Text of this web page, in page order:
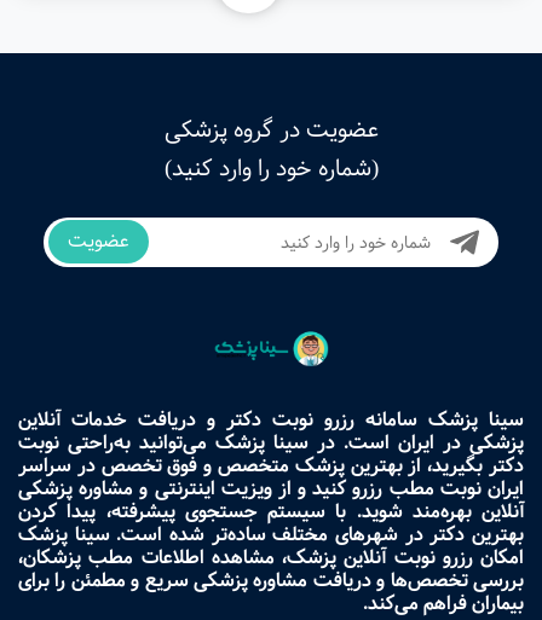
عضویت در گروه پزشکی
(شماره خود را وارد کنید)
عضویت
سینا پزشک سامانه رزرو نوبت دکتر و دریافت خدمات آنلاین
پزشکی در ایران است. در سینا پزشک می‌توانید به‌راحتی نوبت
دکتر بگیرید، از بهترین پزشک متخصص و فوق تخصص در سراسر
ایران نوبت مطب رزرو کنید و از ویزیت اینترنتی و مشاوره پزشکی
آنلاین بهره‌مند شوید. با سیستم جستجوی پیشرفته، پیدا کردن
بهترین دکتر در شهرهای مختلف ساده‌تر شده است. سینا پزشک
امکان رزرو نوبت آنلاین پزشک، مشاهده اطلاعات مطب پزشکان،
بررسی تخصص‌ها و دریافت مشاوره پزشکی سریع و مطمئن را برای
بیماران فراهم می‌کند.